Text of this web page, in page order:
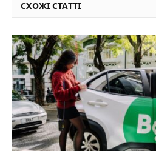
СХОЖІ СТАТТІ